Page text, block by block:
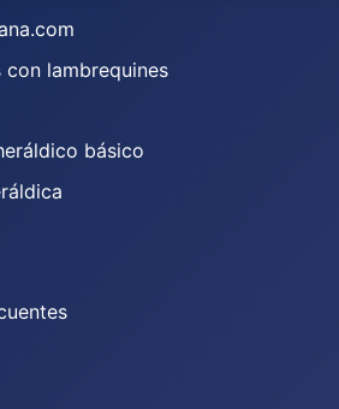
con lambrequines
básico